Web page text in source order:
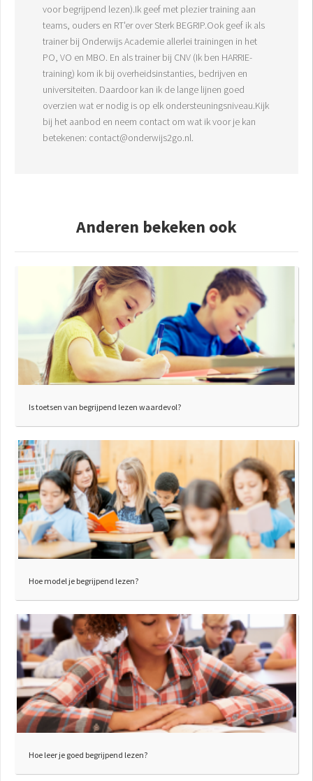
voor begrijpend lezen).Ik geef met plezier training aan
teams, ouders en RT'er over Sterk BEGRIP.Ook geef ik als
trainer bij Onderwijs Academie allerlei trainingen in het
PO, VO en MBO. En als trainer bij CNV (Ik ben HARRIE-
training) kom ik bij overheidsinstanties, bedrijven en
universiteiten. Daardoor kan ik de lange lijnen goed
overzien wat er nodig is op elk ondersteuningsniveau.Kijk
bij het aanbod en neem contact om wat ik voor je kan
betekenen: contact@onderwijs2go.nl.
Anderen bekeken ook
Is toetsen van begrijpend lezen waardevol?
Hoe model je begrijpend lezen?
Hoe leer je goed begrijpend lezen?